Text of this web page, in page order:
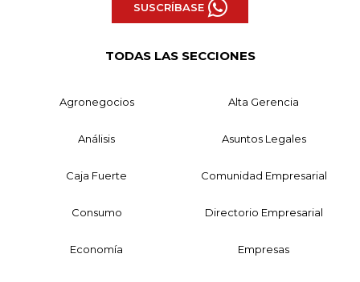
SUSCRÍBASE
TODAS LAS SECCIONES
Agronegocios Alta Gerencia
Análisis Asuntos Legales
Caja Fuerte Comunidad Empresarial
Consumo Directorio Empresarial
Economía Empresas